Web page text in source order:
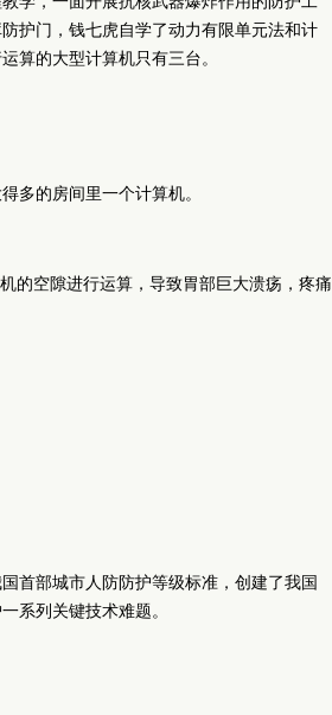
护门，钱七虎自学了动力有限单元法和计
算的大型计算机只有三台。
多的房间里一个计算机。
的空隙进行运算，导致胃部巨大溃疡，疼痛
首部城市人防防护等级标准，创建了我国
系列关键技术难题。